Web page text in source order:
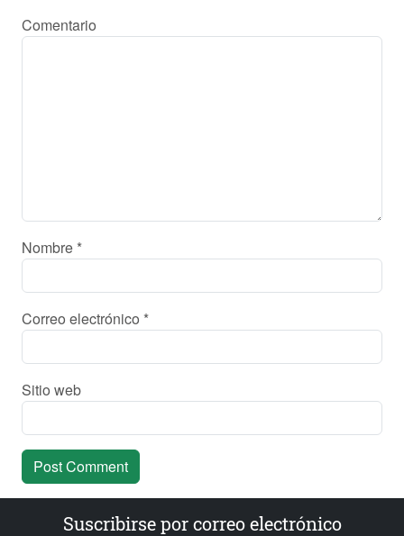
Comentario
Nombre *
Correo electrónico *
Sitio web
Suscribirse por correo electrónico